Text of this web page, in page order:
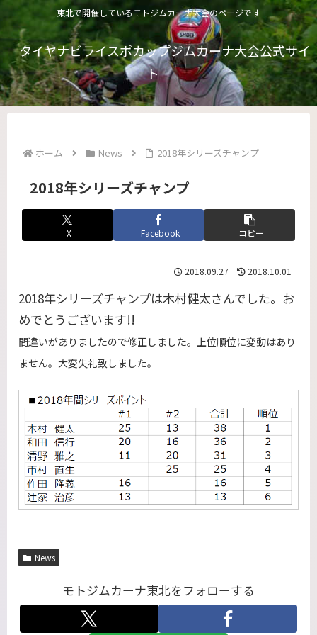
東北で開催しているモトジムカーナ大会のページです
タイヤナビライスポカップジムカーナ大会公式サイ
ト
ホーム News 2018年シリーズチャンプ
2018年シリーズチャンプ
X Facebook コピー
2018.09.27 2018.10.01
2018年シリーズチャンプは木村健太さんでした。お
めでとうございます!!
間違いがありましたので修正しました。上位順位に変動はあり
ません。大変失礼致しました。
News
モトジムカーナ東北をフォローする